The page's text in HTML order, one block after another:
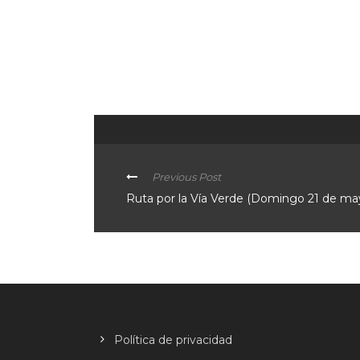
Previous Post
Ruta por la Vía Verde (Domingo 21 de
Política de privacidad